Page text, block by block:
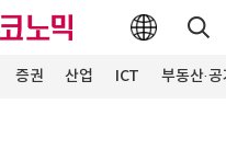
증권 산업 ICT 부동산·